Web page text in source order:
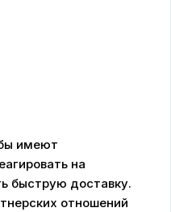
имеют
на
быструю доставку.
отношений